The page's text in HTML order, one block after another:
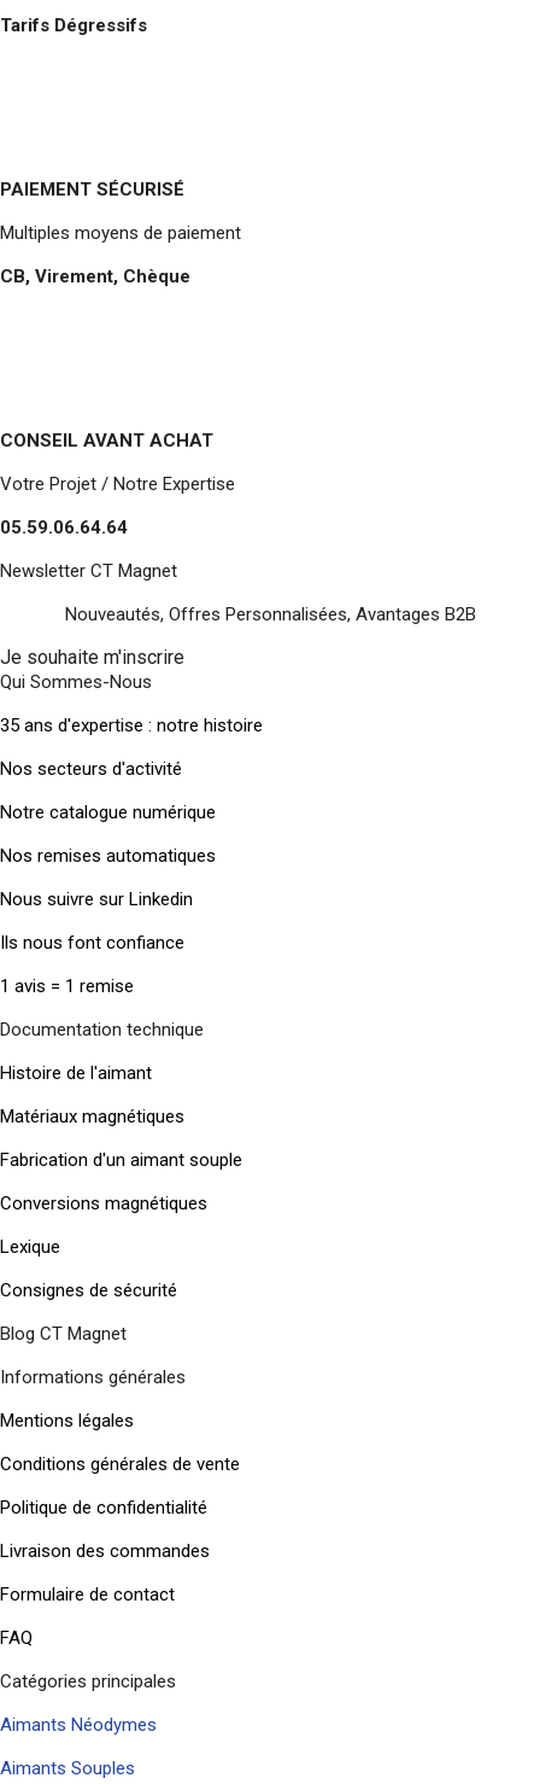
Tarifs Dégressifs
PAIEMENT SÉCURISÉ
Multiples moyens de paiement
CB, Virement, Chèque
CONSEIL AVANT ACHAT
Votre Projet / Notre Expertise
05.59.06.64.64
Newsletter CT Magnet
Nouveautés, Offres Personnalisées, Avantages B2B
Je souhaite m'inscrire
Qui Sommes-Nous
35 ans d'expertise : notre histoire
Nos secteurs d'activité
Notre catalogue numérique
Nos remises automatiques
Nous suivre sur Linkedin
Ils nous font confiance
1 avis = 1 remise
Documentation technique
Histoire de l'aimant
Matériaux magnétiques
Fabrication d'un aimant souple
Conversions magnétiques
Lexique
Consignes de sécurité
Blog CT Magnet
Informations générales
Mentions légales
Conditions générales de vente
Politique de confidentialité
Livraison des commandes
Formulaire de contact
FAQ
Catégories principales
Aimants Néodymes
Aimants Souples